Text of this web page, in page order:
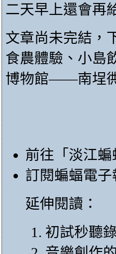
二天早上還會再
文章尚未完結，
食農體驗、小島
博物館——南埕
前往「淡江
訂閱蝙蝠電子
延伸閱讀：
初試秒聽